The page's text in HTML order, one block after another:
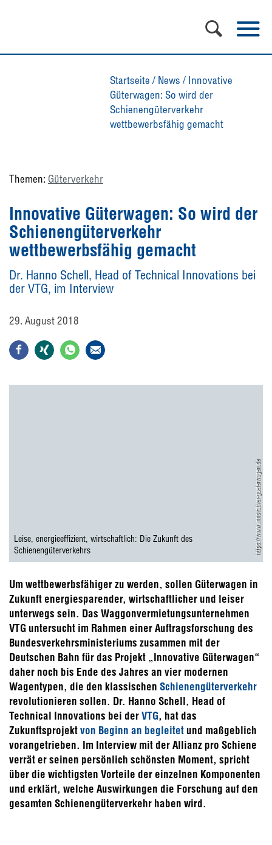
Startseite / News / Innovative
Güterwagen: So wird der
Schienengüterverkehr
wettbewerbsfähig gemacht
Themen: Güterverkehr
Innovative Güterwagen: So wird der
Schienengüterverkehr
wettbewerbsfähig gemacht
Dr. Hanno Schell, Head of Technical Innovations bei
der VTG, im Interview
29. August 2018
https://www.innovativer-gueterwagen.de
Leise, energieeffizient, wirtschaftlich: Die Zukunft des
Schienengüterverkehrs
Um wettbewerbsfähiger zu werden, sollen Güterwagen in
Zukunft energiesparender, wirtschaftlicher und leiser
unterwegs sein. Das Waggonvermietungsunternehmen
VTG untersucht im Rahmen einer Auftragsforschung des
Bundesverkehrsministeriums zusammen mit der
Deutschen Bahn für das Projekt „Innovative Güterwagen“
daher noch bis Ende des Jahres an vier modernen
Wagentypen, die den klassischen Schienengüterverkehr
revolutionieren sollen. Dr. Hanno Schell, Head of
Technical Innovations bei derVTG, hat das
Zukunftsprojektvon Beginn an begleitet und maßgeblich
vorangetrieben. Im Interview mit der Allianz pro Schiene
verrät er seinen persönlich schönsten Moment, spricht
über die wichtigsten Vorteile der einzelnen Komponenten
und erklärt, welche Auswirkungen die Forschung auf den
gesamten Schienengüterverkehr haben wird.